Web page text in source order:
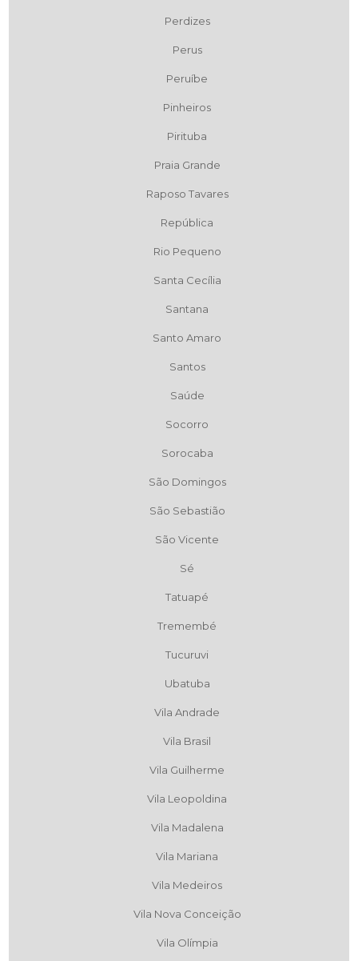
Perdizes
Perus
Peruíbe
Pinheiros
Pirituba
Praia Grande
Raposo Tavares
República
Rio Pequeno
Santa Cecília
Santana
Santo Amaro
Santos
Saúde
Socorro
Sorocaba
São Domingos
São Sebastião
São Vicente
Sé
Tatuapé
Tremembé
Tucuruvi
Ubatuba
Vila Andrade
Vila Brasil
Vila Guilherme
Vila Leopoldina
Vila Madalena
Vila Mariana
Vila Medeiros
Vila Nova Conceição
Vila Olímpia